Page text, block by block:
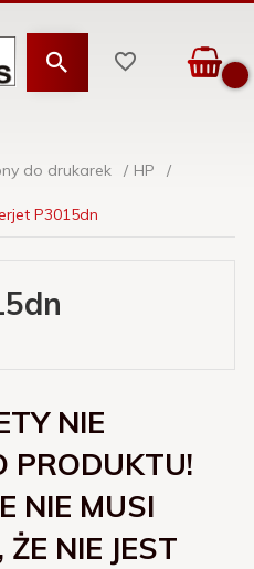
do drukarek HP
P3015dn
NIE
PRODUKTU!
NIE MUSI
NIE JEST